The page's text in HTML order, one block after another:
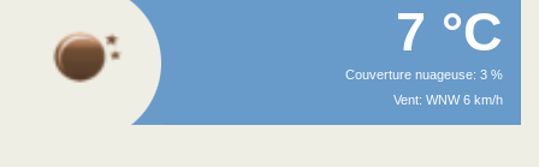
7 °C
Couverture nuageuse: 3 %
Vent: WNW 6 km/h